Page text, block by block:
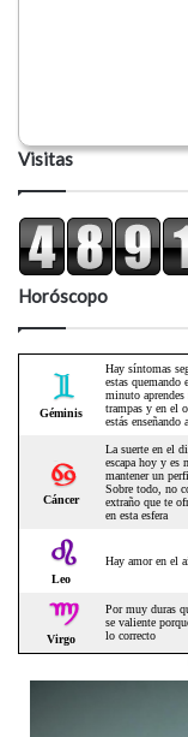
Visitas
Horóscopo